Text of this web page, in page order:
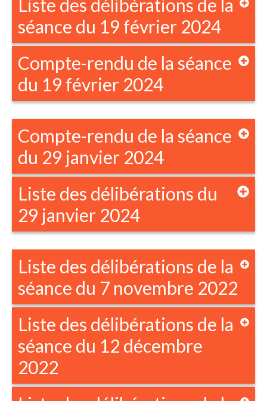
Liste des délibérations de la
séance du 19 février 2024
Compte-rendu de la séance
du 19 février 2024
Compte-rendu de la séance
du 29 janvier 2024
Liste des délibérations du
29 janvier 2024
Liste des délibérations de la
séance du 7 novembre 2022
Liste des délibérations de la
séance du 12 décembre
2022